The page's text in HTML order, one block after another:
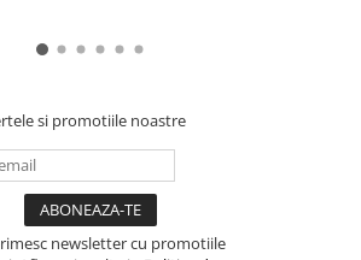
si promotiile noastre
newsletter cu promotiile